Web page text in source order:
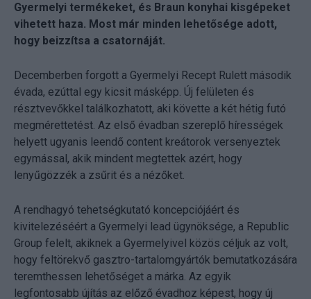
Gyermelyi termékeket, és Braun konyhai kisgépeket
vihetett haza. Most már minden lehetősége adott,
hogy beizzítsa a csatornáját.
Decemberben forgott a Gyermelyi Recept Rulett második
évada, ezúttal egy kicsit másképp. Új felületen és
résztvevőkkel találkozhatott, aki követte a két hétig futó
megmérettetést. Az első évadban szereplő hírességek
helyett ugyanis leendő content kreátorok versenyeztek
egymással, akik mindent megtettek azért, hogy
lenyűgözzék a zsűrit és a nézőket.
A rendhagyó tehetségkutató koncepciójáért és
kivitelezéséért a Gyermelyi lead ügynöksége, a Republic
Group felelt, akiknek a Gyermelyivel közös céljuk az volt,
hogy feltörekvő gasztro-tartalomgyártók bemutatkozására
teremthessen lehetőséget a márka. Az egyik
legfontosabb újítás az előző évadhoz képest, hogy új